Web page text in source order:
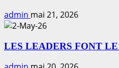
admin mai 21, 2026
LES LEADERS FONT